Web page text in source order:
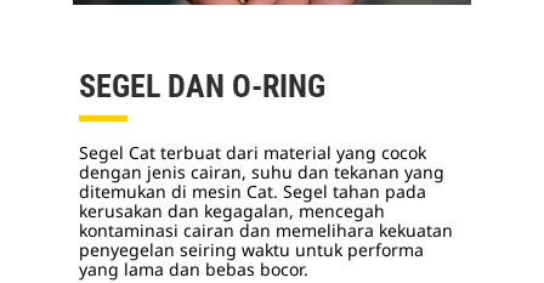
SEGEL DAN O-RING
Segel Cat terbuat dari material yang cocok
dengan jenis cairan, suhu dan tekanan yang
ditemukan di mesin Cat. Segel tahan pada
kerusakan dan kegagalan, mencegah
kontaminasi cairan dan memelihara kekuatan
penyegelan seiring waktu untuk performa
yang lama dan bebas bocor.